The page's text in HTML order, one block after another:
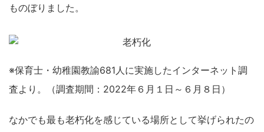
ものぼりました。
※保育士・幼稚園教諭681人に実施したインターネット調
査より。（調査期間：2022年６月１日～６月８日）
なかでも最も老朽化を感じている場所として挙げられたの